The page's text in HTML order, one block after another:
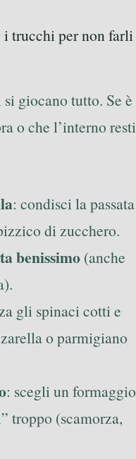
trucchi per non farli
giocano tutto. Se è
o che l’interno resti
: condisci la passata
di zucchero.
benissimo (anche
gli spinaci cotti e
o parmigiano
: scegli un formaggio
troppo (scamorza,